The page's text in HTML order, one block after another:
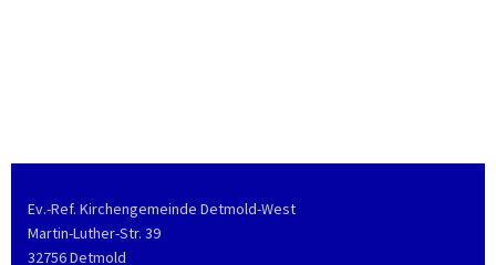
Ev.-Ref. Kirchengemeinde Detmold-West
Martin-Luther-Str. 39
32756 Detmold